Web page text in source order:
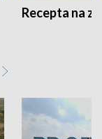
Recepta na